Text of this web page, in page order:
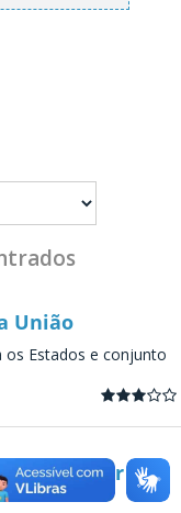
União
os Estados e conjunto
União - por